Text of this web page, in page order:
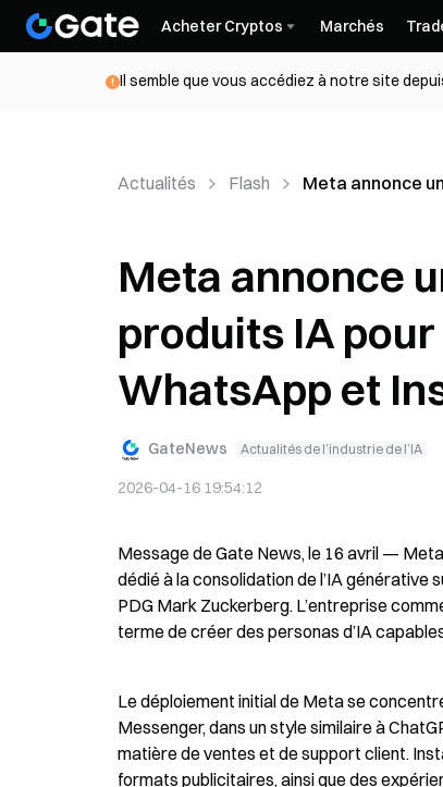
Acheter Cryptos Marchés
Il semble que vous accédiez à notre site
Actualités Flash Meta annonce
Meta annonce
produits IA
WhatsApp et
GateNews Actualités de l’industrie de l’IA
2026-04-16 19:54:12
Message de Gate News, le 16 avril —
dédié à la consolidation de l’IA générative
PDG Mark Zuckerberg. L’entreprise
terme de créer des personas d’IA
Le déploiement initial de Meta se
Messenger, dans un style similaire à
matière de ventes et de support client.
formats publicitaires, ainsi que des